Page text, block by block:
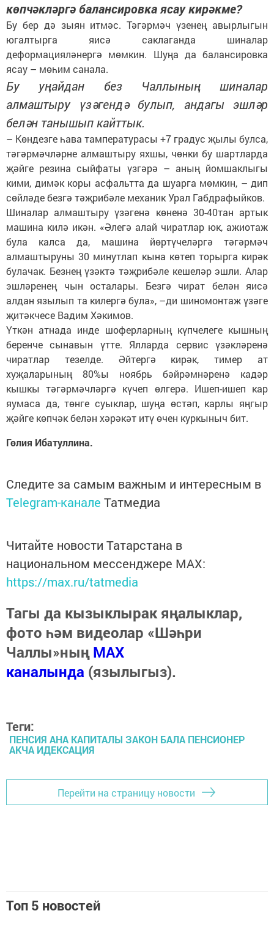
көпчәкләргә балансировка ясау кирәкме?
Бу бер дә зыян итмәс. Тәгәрмәч үзенең авырлыгын
югалтырга яисә саклаганда шиналар
деформацияләнергә мөмкин. Шуңа да балансировка
ясау – мөһим санала.
Бу уңайдан без Чаллының шиналар
алмаштыру үзәгендә булып, андагы эшләр
белән танышып кайттык.
– Көндезге һава тампературасы +7 градус җылы булса,
тәгәрмәчләрне алмаштыру яхшы, чөнки бу шартларда
җәйге резина сыйфаты үзгәрә – аның йомшаклыгы
кими, димәк коры асфальтта да шуарга мөмкин, – дип
сөйләде безгә тәҗрибәле механик Урал Габдрафыйков.
Шиналар алмаштыру үзәгенә көненә 30-40тан артык
машина килә икән. «Әлегә алай чиратлар юк, ажиотаж
була калса да, машина йөртүчеләргә тәгәрмәч
алмаштыруны 30 минутлап кына көтеп торырга кирәк
булачак. Безнең үзәктә тәҗрибәле кешеләр эшли. Алар
эшләренең чын осталары. Безгә чират белән яисә
алдан язылып та килергә була», –ди шиномонтаж үзәге
җитәкчесе Вадим Хәкимов.
Үткән атнада инде шоферларның күпчелеге кышның
беренче сынавын үтте. Ялларда сервис үзәкләренә
чиратлар тезелде. Әйтергә кирәк, тимер ат
хуҗаларының 80%ы ноябрь бәйрәмнәренә кадәр
кышкы тәгәрмәчләргә күчеп өлгерә. Ишеп-ишеп кар
яумаса да, төнге суыклар, шуңа өстәп, карлы яңгыр
җәйге көпчәк белән хәрәкәт итү өчен куркыныч бит.
Гөлия Ибатуллина.
Следите за самым важным и интересным в
Telegram-канале Татмедиа
Читайте новости Татарстана в
национальном мессенджере MАХ:
https://max.ru/tatmedia
Тагы да кызыклырак яңалыклар,
фото һәм видеолар «Шәһри
Чаллы»ныңMAX
каналында (язылыгыз).
Теги:
ПЕНСИЯ АНА КАПИТАЛЫ ЗАКОН БАЛА ПЕНСИОНЕР
АКЧА ИДЕКСАЦИЯ
Перейти на страницу новости
Топ 5 новостей